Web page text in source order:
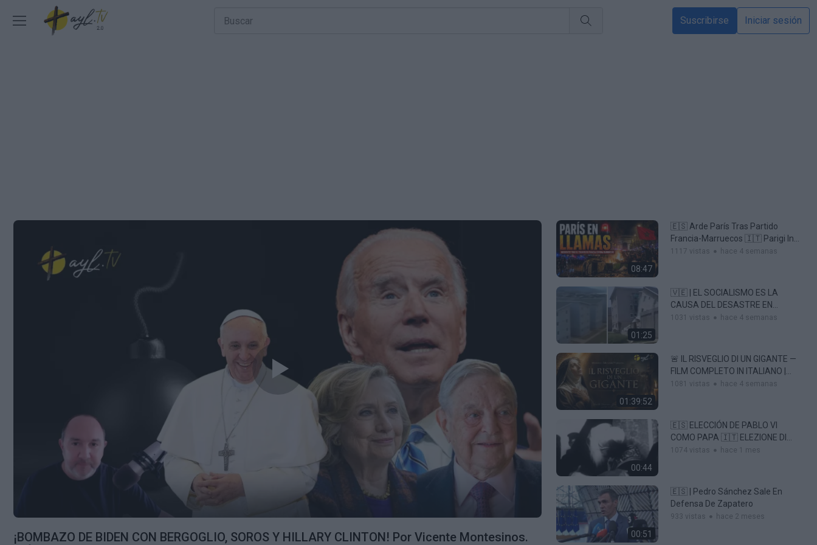
Suscribirse Iniciar sesión
¡BOMBAZO DE BIDEN CON BERGOGLIO, SOROS Y HILLARY CLINTON! Por Vicente Montesinos.
08:47
🇪🇸 Arde París Tras Partido
Francia-Marruecos 🇮🇹 Parigi In
Fiamme Dopo La Partita Francia-
1117 vistas hace 4 semanas
01:25
🇻🇪 | EL SOCIALISMO ES LA
CAUSA DEL DESASTRE EN
VENEZUELA.
1031 vistas hace 4 semanas
01:39:52
🚨 IL RISVEGLIO DI UN GIGANTE —
FILM COMPLETO IN ITALIANO |
Santa Veronica Giuliani 🔥
1081 vistas hace 4 semanas
00:44
🇪🇸 ELECCIÓN DE PABLO VI
COMO PAPA 🇮🇹 ELEZIONE DI
PAOLO VI COME PAPA
1074 vistas hace 1 mes
00:51
🇪🇸 | Pedro Sánchez Sale En
Defensa De Zapatero
933 vistas hace 2 meses